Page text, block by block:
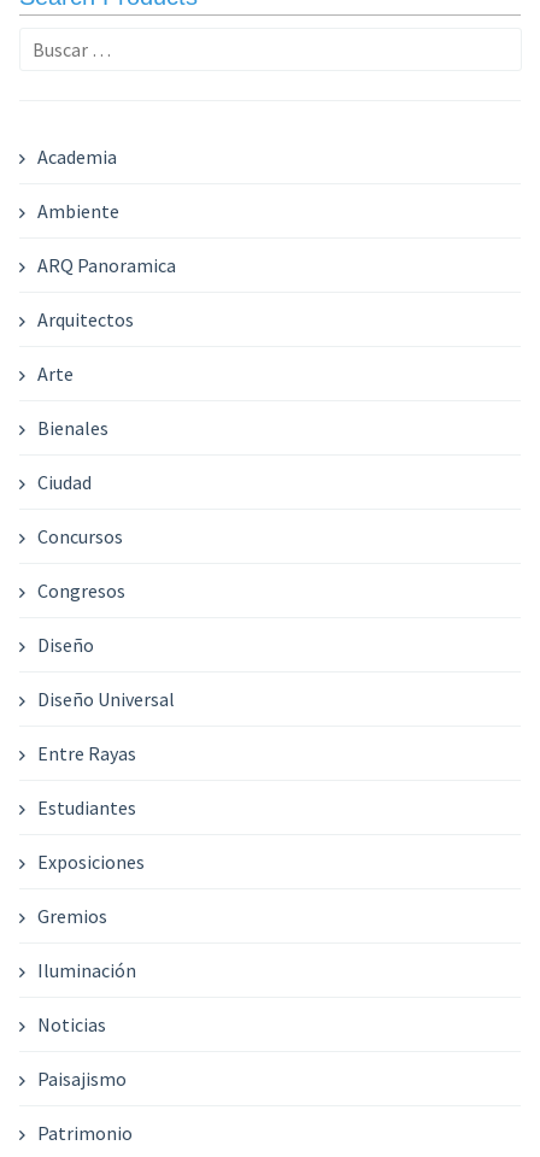
Buscar:
Academia
Ambiente
ARQ Panoramica
Arquitectos
Arte
Bienales
Ciudad
Concursos
Congresos
Diseño
Diseño Universal
Entre Rayas
Estudiantes
Exposiciones
Gremios
Iluminación
Noticias
Paisajismo
Patrimonio